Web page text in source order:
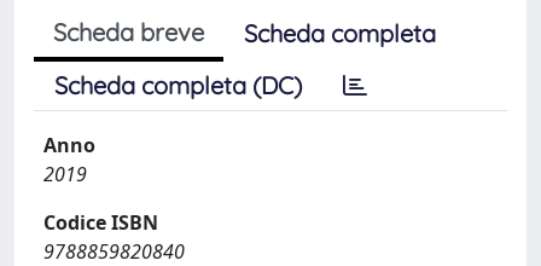
Scheda breve
Scheda completa
Scheda completa (DC)
Anno
2019
Codice ISBN
9788859820840